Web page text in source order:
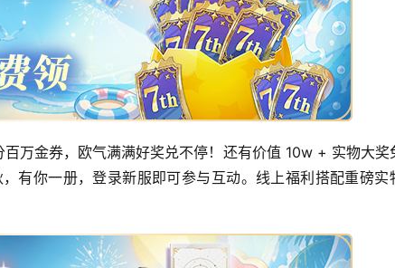
万金券，欧气满满好奖兑不停！还有价值 10w + 实物大奖
有你一册，登录新服即可参与互动。线上福利搭配重磅实